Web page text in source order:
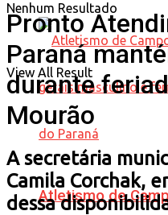
Atletismo de
Nenhum Resultado
View All Result
Pronto
Paraná
durante
Mourão
A secretária
Camila Corchak,
dessa